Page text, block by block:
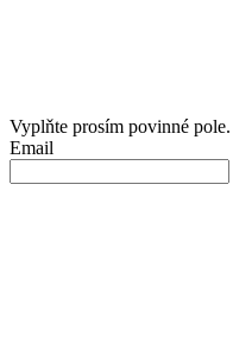
Vyplňte prosím povinné pole.
Email